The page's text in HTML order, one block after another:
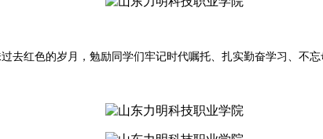
红色的岁月，勉励同学们牢记时代嘱托、扎实勤奋学习、不忘